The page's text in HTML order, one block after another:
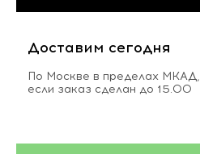
Доставим сегодня
По Москве в пределах МКАД,
если заказ сделан до 15.00